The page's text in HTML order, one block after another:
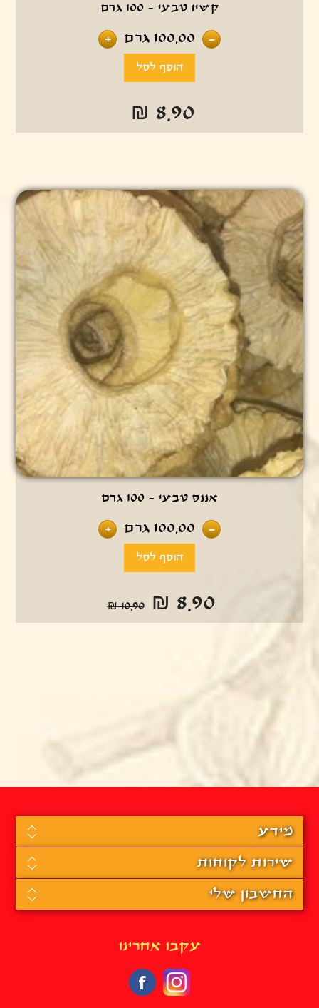
קשיו טבעי - 100 גרם
-
100.00 גרם +
₪ 8.90
אננס טבעי - 100 גרם
-
100.00 גרם +
₪ 10.90 ₪ 8.90
מידע
שירות לקוחות
החשבון שלי
עקבו אחרינו